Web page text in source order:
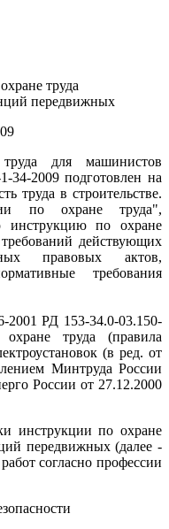
труда
передвижных
для машинистов
34-2009 подготовлен на
труда в строительстве.
по охране труда",
инструкцию по охране
действующих
правовых актов,
требования
РД 153-34.0-03.150-
труда (правила
(в ред. от
Минтруда России
России от 27.12.2000
инструкции по охране
передвижных (далее -
согласно профессии